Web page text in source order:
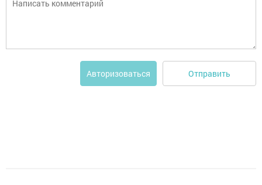
Авторизоваться Отправить